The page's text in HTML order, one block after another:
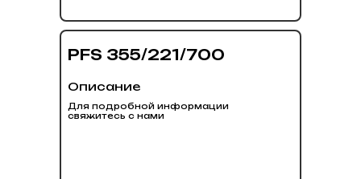
PFS 355/221/700
Описание
Для подробной информации
свяжитесь с нами